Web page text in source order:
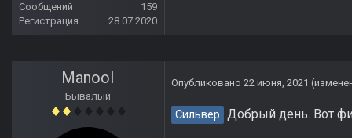
Сообщений
159
Регистрация
28.07.2020
Manool
Бывалый
Опубликовано 22 июня, 2021
Сильвер Добрый день. Вот